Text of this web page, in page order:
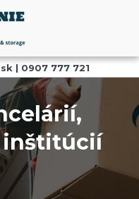
| 0907 777 721
inštitúcií